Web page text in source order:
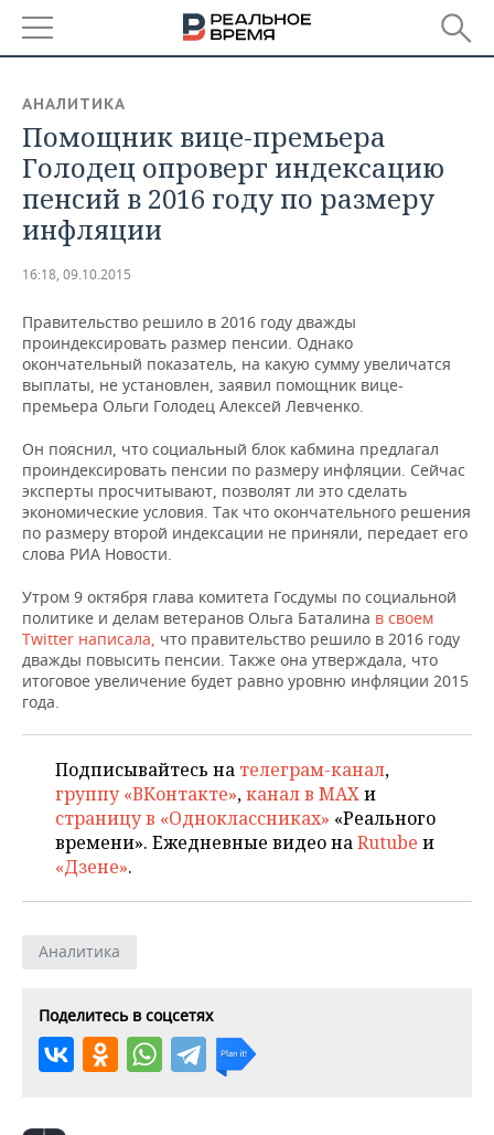
БАШКОРТОСТАН
ТАТАРСТАН
УДМУРТИЯ
НОВОСТИ
АНАЛИТИКА
НОВОСТИ АНАЛИТИКИ
ДЕКЛАРАЦИИ О ДОХОДАХ
КОРОЛИ ГОСЗАКАЗА ПФО
ВУЗЫ ТАТАРСТАНА
ТОРГОВЫЕ ЦЕНТРЫ
ТАТАРСТАНА
ЭКОНОМИКА
НОВОСТИ ЭКОНОМИКИ
ФИНАНСЫ
БАНКИ
ИНВЕСТИЦИИ
ПРОМЫШЛЕННОСТЬ
НОВОСТИ
ПРОМЫШЛЕННОСТИ
АГРОПРОМ
МАШИНОСТРОЕНИЕ
НЕФТЕХИМИЯ
НЕФТЬ
ОПК
ЭНЕРГЕТИКА
НЕДВИЖИМОСТЬ
НОВОСТИ НЕДВИЖИМОСТИ
АВТО
НОВОСТИ БИЗНЕСА
РОЗНИЧНАЯ ТОРГОВЛЯ
ТРАНСПОРТ
УСЛУГИ
ТЕХНОЛОГИИ
НОВОСТИ ТЕХНОЛОГИЙ
IT
МЕДИА
ТЕЛЕКОММУНИКАЦИИ
МЕРОПРИЯТИЯ
НОВОСТИ МЕРОПРИЯТИЙ
ВЫЕЗДНАЯ РЕДАКЦИЯ
БИЗНЕС-БРАНЧИ
ONLINE-КОНФЕРЕНЦИИ
ОТКРЫТАЯ ЛЕКЦИЯ
СПОРТ
НОВОСТИ СПОРТА
ФУТБОЛ
ХОККЕЙ
БАСКЕТБОЛ
ВОЛЕЙБОЛ
ФИГУРНОЕ КАТАНИЕ
ХОККЕЙ С МЯЧОМ
ОБЩЕСТВО
НОВОСТИ ОБЩЕСТВА
ВЛАСТЬ
ИНФРАСТРУКТУРА
ИСТОРИЯ
МЕДИЦИНА
ПРОИСШЕСТВИЯ
ФОТОГАЛЕРЕЯ
СЮЖЕТЫ
СПРАВОЧНИК
СПИСОК ПЕРСОН
ПОЛНАЯ ВЕРСИЯ
АНАЛИТИКА
​Помощник вице-премьера
Голодец опроверг индексацию
пенсий в 2016 году по размеру
инфляции
16:18, 09.10.2015
Правительство решило в 2016 году дважды
проиндексировать размер пенсии. Однако
окончательный показатель, на какую сумму увеличатся
выплаты, не установлен, заявил помощник вице-
премьера Ольги Голодец Алексей Левченко.
Он пояснил, что социальный блок кабмина предлагал
проиндексировать пенсии по размеру инфляции. Сейчас
эксперты просчитывают, позволят ли это сделать
экономические условия. Так что окончательного решения
по размеру второй индексации не приняли, передает его
слова РИА Новости.
Утром 9 октября глава комитета Госдумы по социальной
политике и делам ветеранов Ольга Баталина в своем
Twitter написала, что правительство решило в 2016 году
дважды повысить пенсии. Также она утверждала, что
итоговое увеличение будет равно уровню инфляции 2015
года.
Подписывайтесь на телеграм-канал,
группу «ВКонтакте»,канал в MAXи
страницу в «Одноклассниках» «Реального
времени». Ежедневные видео наRutube и
«Дзене».
Аналитика
Поделитесь в соцсетях